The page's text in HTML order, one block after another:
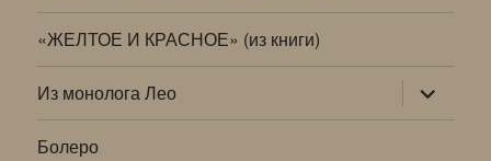
«ЖЕЛТОЕ И КРАСНОЕ» (из книги)
Из монолога Лео раскрыть
дочернее
меню
Болеро